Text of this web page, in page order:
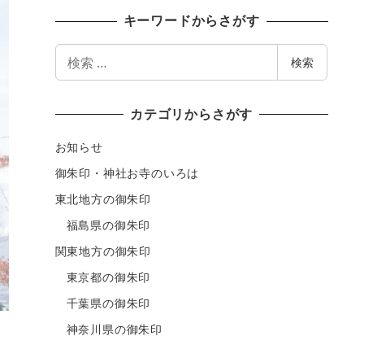
キーワードからさがす
検索
カテゴリからさがす
お知らせ
御朱印・神社お寺のいろは
東北地方の御朱印
福島県の御朱印
関東地方の御朱印
東京都の御朱印
千葉県の御朱印
神奈川県の御朱印